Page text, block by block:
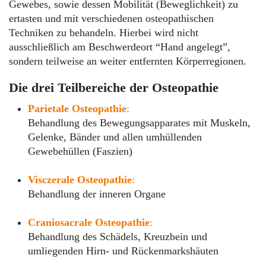
Gewebes, sowie dessen Mobilität (Beweglichkeit) zu
ertasten und mit verschiedenen osteopathischen
Techniken zu behandeln. Hierbei wird nicht
ausschließlich am Beschwerdeort “Hand angelegt”,
sondern teilweise an weiter entfernten Körperregionen.
Die drei Teilbereiche der Osteopathie
Parietale Osteopathie:
Behandlung des Bewegungsapparates mit Muskeln,
Gelenke, Bänder und allen umhüllenden
Gewebehüllen (Faszien)
Visczerale Osteopathie:
Behandlung der inneren Organe
Craniosacrale Osteopathie:
Behandlung des Schädels, Kreuzbein und
umliegenden Hirn- und Rückenmarkshäuten